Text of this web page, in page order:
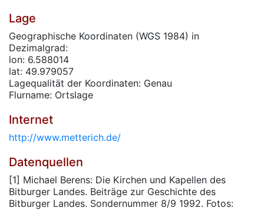
Lage
Geographische Koordinaten (WGS 1984) in
Dezimalgrad:
lon: 6.588014
lat: 49.979057
Lagequalität der Koordinaten: Genau
Flurname: Ortslage
Internet
http://www.metterich.de/
Datenquellen
[1] Michael Berens: Die Kirchen und Kapellen des
Bitburger Landes. Beiträge zur Geschichte des
Bitburger Landes. Sondernummer 8/9 1992. Fotos: